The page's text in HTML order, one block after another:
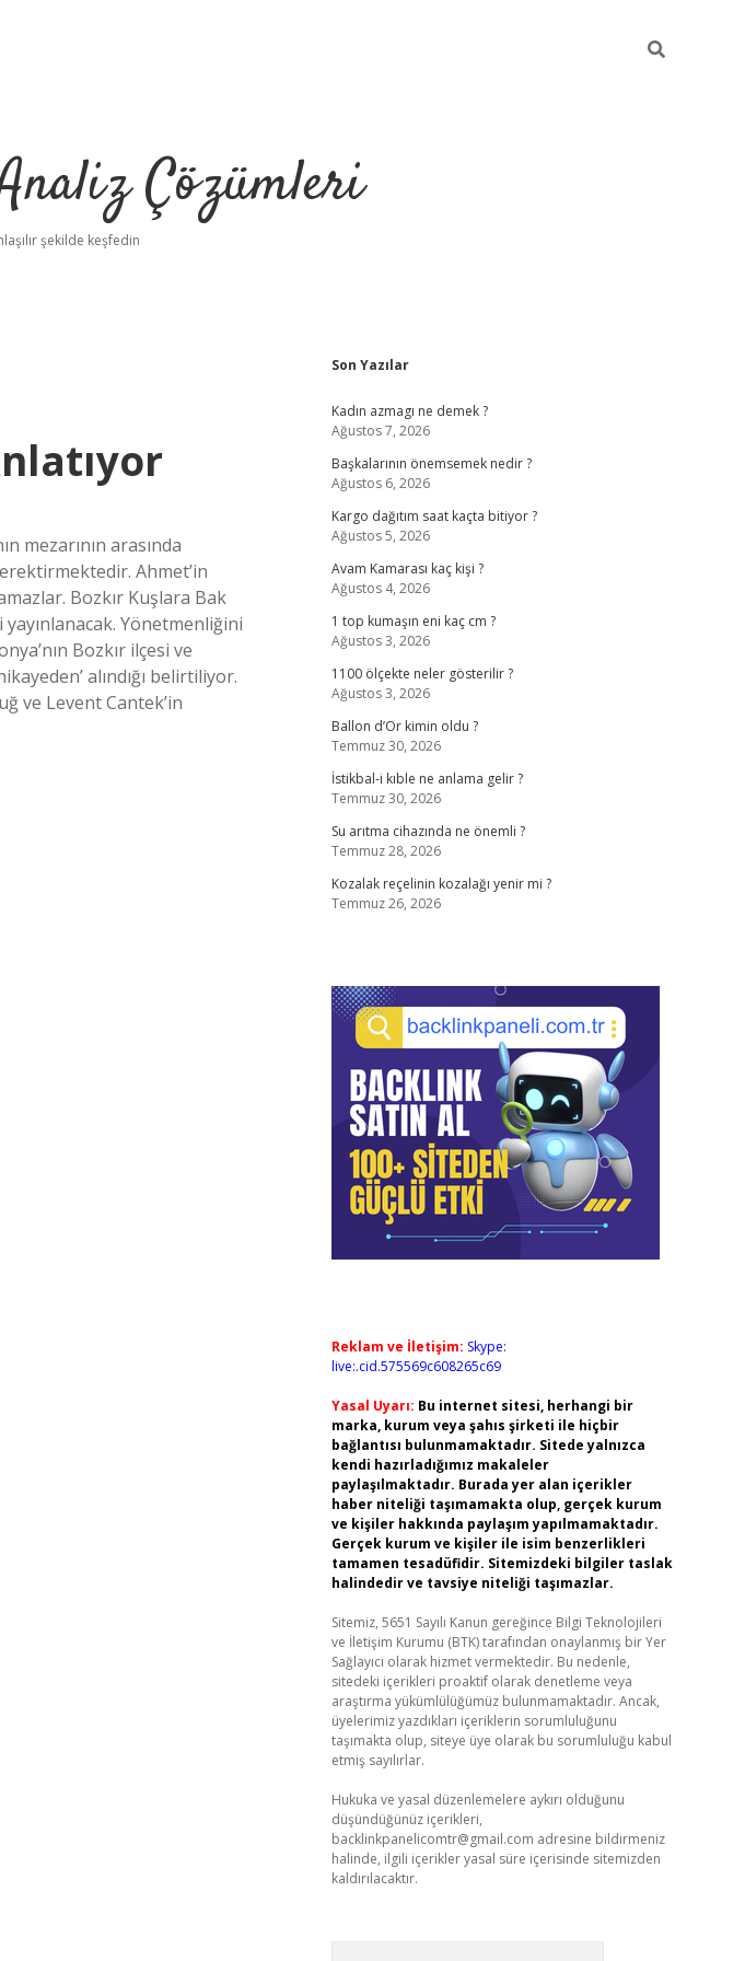
Çözümleri
şekilde keşfedin
mezarının arasında
Ahmet’in
Bozkır Kuşlara Bak
yayınlanacak. Yönetmenliğini
Bozkır ilçesi ve
alındığı belirtiliyor.
ve Levent Cantek’in
Sidebar
Son Yazılar
Kadın azmagı ne demek ?
Ağustos 7, 2026
Başkalarının önemsemek nedir ?
Ağustos 6, 2026
Kargo dağıtım saat kaçta bitiyor ?
Ağustos 5, 2026
Avam Kamarası kaç kişi ?
Ağustos 4, 2026
1 top kumaşın eni kaç cm ?
Ağustos 3, 2026
1100 ölçekte neler gösterilir ?
Ağustos 3, 2026
Ballon d’Or kimin oldu ?
Temmuz 30, 2026
İstikbal-i kıble ne anlama gelir ?
Temmuz 30, 2026
Su arıtma cihazında ne önemli ?
Temmuz 28, 2026
Kozalak reçelinin kozalağı yenir mi ?
Temmuz 26, 2026
Reklam ve İletişim: Skype:
live:.cid.575569c608265c69
Yasal Uyarı: Bu internet sitesi, herhangi bir
marka, kurum veya şahıs şirketi ile hiçbir
bağlantısı bulunmamaktadır. Sitede yalnızca
kendi hazırladığımız makaleler
paylaşılmaktadır. Burada yer alan içerikler
haber niteliği taşımamakta olup, gerçek kurum
ve kişiler hakkında paylaşım yapılmamaktadır.
Gerçek kurum ve kişiler ile isim benzerlikleri
tamamen tesadüfidir. Sitemizdeki bilgiler taslak
halindedir ve tavsiye niteliği taşımazlar.
Sitemiz, 5651 Sayılı Kanun gereğince Bilgi Teknolojileri
ve İletişim Kurumu (BTK) tarafından onaylanmış bir Yer
Sağlayıcı olarak hizmet vermektedir. Bu nedenle,
sitedeki içerikleri proaktif olarak denetleme veya
araştırma yükümlülüğümüz bulunmamaktadır. Ancak,
üyelerimiz yazdıkları içeriklerin sorumluluğunu
taşımakta olup, siteye üye olarak bu sorumluluğu kabul
etmiş sayılırlar.
Hukuka ve yasal düzenlemelere aykırı olduğunu
düşündüğünüz içerikleri,
backlinkpanelicomtr@gmail.com adresine bildirmeniz
halinde, ilgili içerikler yasal süre içerisinde sitemizden
kaldırılacaktır.